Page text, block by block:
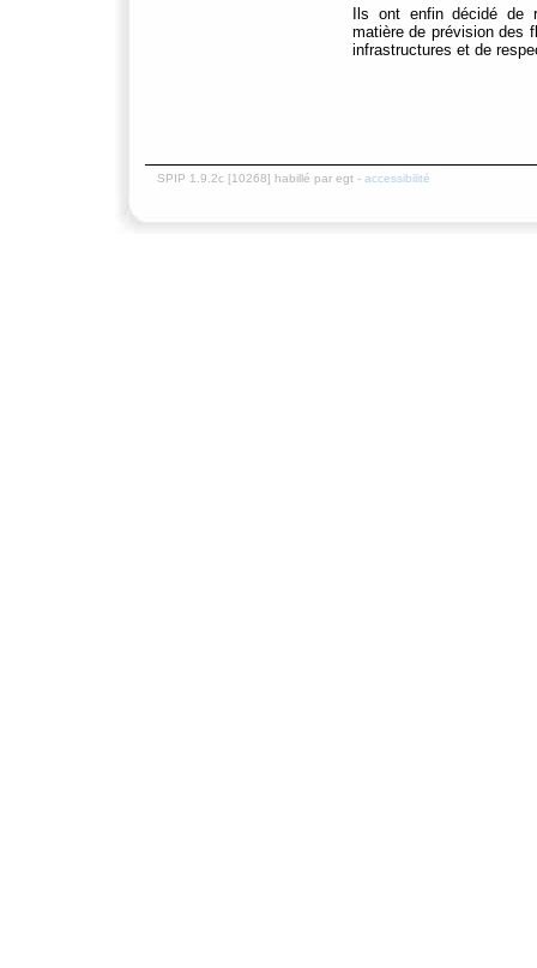
Ils ont enfin décidé de
matière de prévision des
infrastructures et de
SPIP 1.9.2c [10268] habillé par egt - accessibilité